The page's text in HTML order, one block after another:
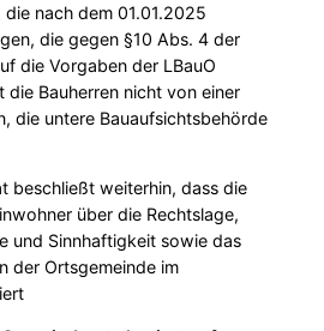
die nach dem 01.01.2025
die gegen §10 Abs. 4 der
die Vorgaben der LBauO
die Bauherren nicht von einer
die untere Bauaufsichtsbehörde
beschließt weiterhin, dass die
über die Rechtslage,
und Sinnhaftigkeit sowie das
der Ortsgemeinde im